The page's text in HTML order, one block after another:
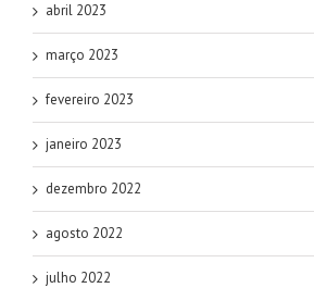
abril 2023
março 2023
fevereiro 2023
janeiro 2023
dezembro 2022
agosto 2022
julho 2022